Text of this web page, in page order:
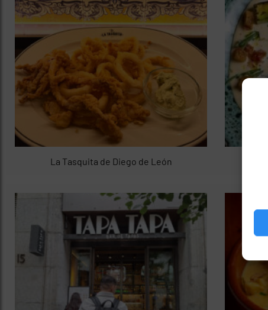
La Tasquita de Diego de León